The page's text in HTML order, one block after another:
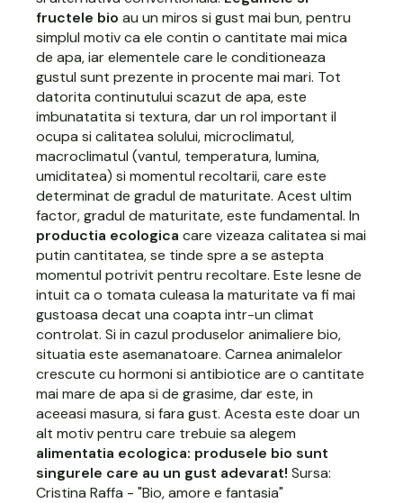
fructele bio au un miros si gust mai bun, pentru
simplul motiv ca ele contin o cantitate mai mica
de apa, iar elementele care le conditioneaza
gustul sunt prezente in procente mai mari. Tot
datorita continutului scazut de apa, este
imbunatatita si textura, dar un rol important il
ocupa si calitatea solului, microclimatul,
macroclimatul (vantul, temperatura, lumina,
umiditatea) si momentul recoltarii, care este
determinat de gradul de maturitate. Acest ultim
factor, gradul de maturitate, este fundamental. In
productia ecologica care vizeaza calitatea si mai
putin cantitatea, se tinde spre a se astepta
momentul potrivit pentru recoltare. Este lesne de
intuit ca o tomata culeasa la maturitate va fi mai
gustoasa decat una coapta intr-un climat
controlat. Si in cazul produselor animaliere bio,
situatia este asemanatoare. Carnea animalelor
crescute cu hormoni si antibiotice are o cantitate
mai mare de apa si de grasime, dar este, in
aceeasi masura, si fara gust. Acesta este doar un
alt motiv pentru care trebuie sa alegem
alimentatia ecologica: produsele bio sunt
singurele care au un gust adevarat! Sursa:
Cristina Raffa - "Bio, amore e fantasia"